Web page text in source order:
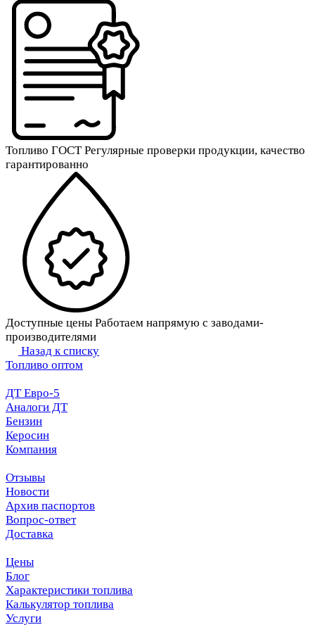
Топливо ГОСТРегулярные проверки продукции, качество
гарантированно
Доступные цены Работаем напрямую с заводами-
производителями
Назад к списку
Топливо оптом
ДТ Евро-5
Аналоги ДТ
Бензин
Керосин
Компания
Отзывы
Новости
Архив паспортов
Вопрос-ответ
Доставка
Цены
Блог
Характеристики топлива
Калькулятор топлива
Услуги